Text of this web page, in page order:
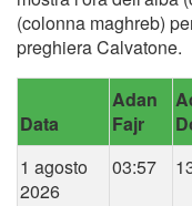
(colonna maghreb)
preghiera Calvatone.
Data
Adan
Fajr
1 agosto
2026
03:57